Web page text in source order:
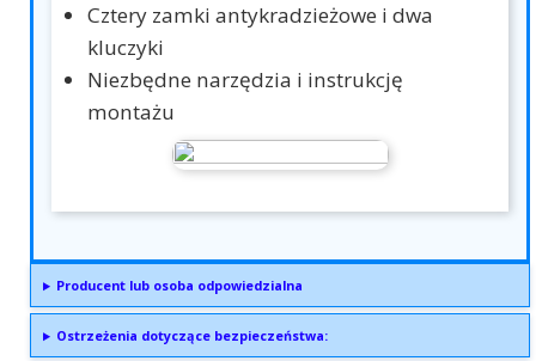
Cztery zamki antykradzieżowe i dwa
kluczyki
Niezbędne narzędzia i instrukcję
montażu
Producent lub osoba odpowiedzialna
Ostrzeżenia dotyczące bezpieczeństwa: